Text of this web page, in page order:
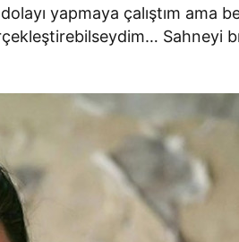
yapmaya çalıştım ama
Sahneyi